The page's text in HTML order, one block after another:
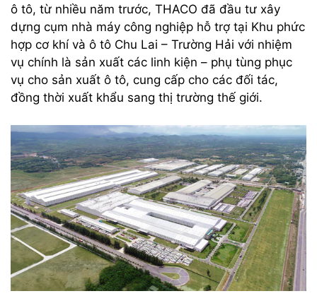
ô tô, từ nhiều năm trước, THACO đã đầu tư xây
dựng cụm nhà máy công nghiệp hỗ trợ tại Khu phức
hợp cơ khí và ô tô Chu Lai – Trường Hải với nhiệm
vụ chính là sản xuất các linh kiện – phụ tùng phục
vụ cho sản xuất ô tô, cung cấp cho các đối tác,
đồng thời xuất khẩu sang thị trường thế giới.